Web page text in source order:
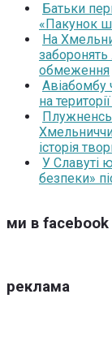
Батьки
«Пакунок
На
заборонять
обмеження
Авіабомбу
на
історія
У Славуті
безпеки»
ми в facebook
реклама